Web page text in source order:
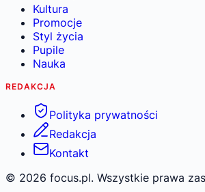
Kultura
Promocje
Styl życia
Pupile
Nauka
REDAKCJA
Polityka prywatności
Redakcja
Kontakt
© 2026 focus.pl. Wszystkie prawa